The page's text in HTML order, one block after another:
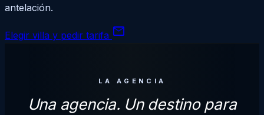
antelación.
Elegir villa y pedir tarifa mail
LA AGENCIA
Una agencia. Un destino para